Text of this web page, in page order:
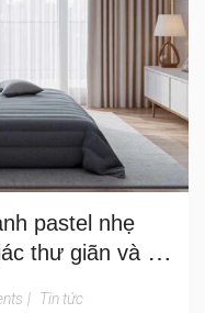
pastel nhẹ
thư giãn và vẻ
| Tin tức